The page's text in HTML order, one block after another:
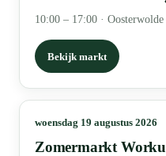
10:00 – 17:00 · Oosterwolde
Bekijk markt
woensdag 19 augustus 2026
Zomermarkt